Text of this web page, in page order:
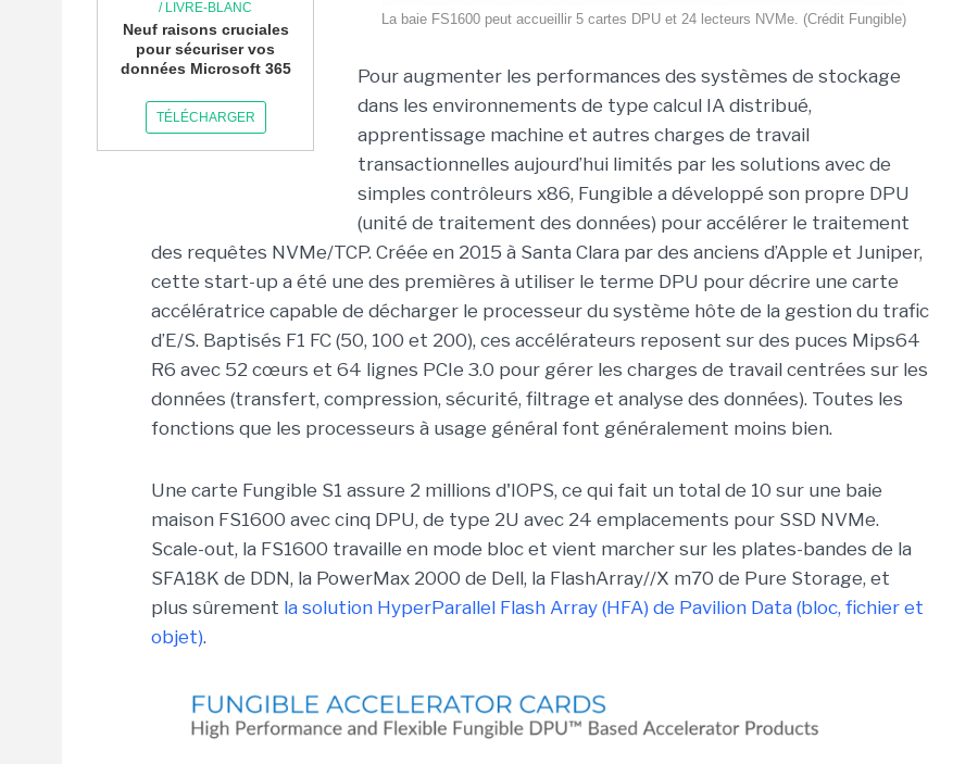
/ LIVRE-BLANC
Neuf raisons cruciales
pour sécuriser vos
données Microsoft 365
TÉLÉCHARGER
La baie FS1600 peut accueillir 5 cartes DPU et 24 lecteurs NVMe. (Crédit Fungible)
Pour augmenter les performances des systèmes de stockage
dans les environnements de type calcul IA distribué,
apprentissage machine et autres charges de travail
transactionnelles aujourd’hui limités par les solutions avec de
simples contrôleurs x86, Fungible a développé son propre DPU
(unité de traitement des données) pour accélérer le traitement
des requêtes NVMe/TCP. Créée en 2015 à Santa Clara par des anciens d’Apple et Juniper,
cette start-up a été une des premières à utiliser le terme DPU pour décrire une carte
accélératrice capable de décharger le processeur du système hôte de la gestion du trafic
d’E/S. Baptisés F1 FC (50, 100 et 200), ces accélérateurs reposent sur des puces Mips64
R6 avec 52 cœurs et 64 lignes PCIe 3.0 pour gérer les charges de travail centrées sur les
données (transfert, compression, sécurité, filtrage et analyse des données). Toutes les
fonctions que les processeurs à usage général font généralement moins bien.
Une carte Fungible S1 assure 2 millions d'IOPS, ce qui fait un total de 10 sur une baie
maison FS1600 avec cinq DPU, de type 2U avec 24 emplacements pour SSD NVMe.
Scale-out, la FS1600 travaille en mode bloc et vient marcher sur les plates-bandes de la
SFA18K de DDN, la PowerMax 2000 de Dell, la FlashArray//X m70 de Pure Storage, et
plus sûrement la solution HyperParallel Flash Array (HFA) de Pavilion Data (bloc, fichier et
objet).